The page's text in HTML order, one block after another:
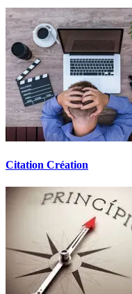
Citation Création